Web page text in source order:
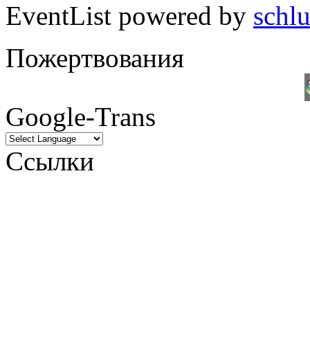
EventList powered by
Пожертвования
Google-Trans
Ссылки